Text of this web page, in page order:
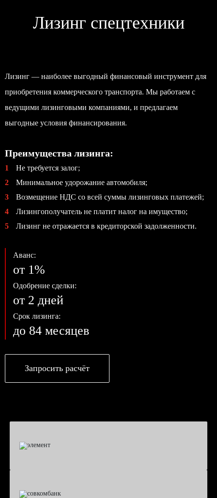
Лизинг спецтехники
Лизинг — наиболее выгодный финансовый инструмент для
приобретения коммерческого транспорта. Мы работаем с
ведущими лизинговыми компаниями, и предлагаем
выгодные условия финансирования.
Преимущества лизинга:
1
Не требуется залог;
2
Минимальное удорожание автомобиля;
3
Возмещение НДС со всей суммы лизинговых платежей;
4
Лизингополучатель не платит налог на имущество;
5
Лизинг не отражается в кредиторской задолженности.
Аванс:
от 1%
Одобрение сделки:
от 2 дней
Срок лизинга:
до 84 месяцев
Запросить расчёт